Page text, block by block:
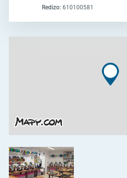
Redizo:610100581